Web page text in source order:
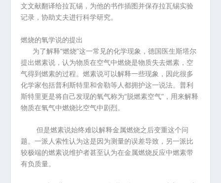
文文献翻译给拉瓦锡，为他的书作插图并保存拉瓦锡实验
记录，协助丈夫进行科学研究。
燃烧的氧学说的提出
为了解释“燃烧”这一常见的化学现象，德国医生斯塔尔
提出燃素说，认为物质在空气中燃烧是物质失去燃素，空
气得到燃素的过程。燃素说可以解释一些现象，因此很多
化学家包括普利斯特里和舍勒等人都拥护这一说法。普利
斯特里更是将自己发现的氧气称为“脱燃素空气” ，用来解释
物质在氧气中燃烧比空气中剧烈。
但是燃素说始终难以解释金属燃烧之后变重这个问
题。一派人索性认为这是因为测量的误差导致，另一派比
较极端的燃素说维护者甚至认为在金属燃烧反应中燃素带
有负质量。